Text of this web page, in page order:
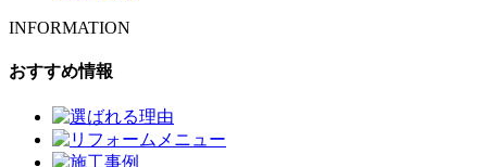
INFORMATION
おすすめ情報